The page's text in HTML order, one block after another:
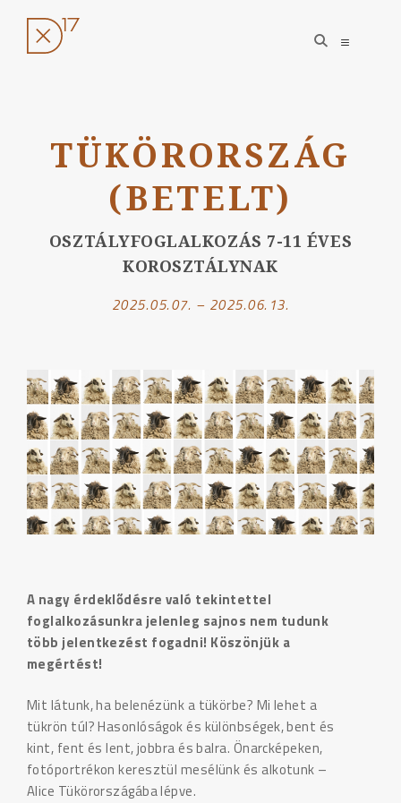
tartalomhoz
open
search
open
TÜKÖRORSZÁG
(BETELT)
OSZTÁLYFOGLALKOZÁS 7-11 ÉVES
KOROSZTÁLYNAK
2025.05.07. – 2025.06.13.
A nagy érdeklődésre való tekintettel
foglalkozásunkra jelenleg sajnos nem tudunk
több jelentkezést fogadni! Köszönjük a
megértést!
Mit látunk, ha belenézünk a tükörbe? Mi lehet a
tükrön túl? Hasonlóságok és különbségek, bent és
kint, fent és lent, jobbra és balra. Önarcképeken,
fotóportrékon keresztül mesélünk és alkotunk –
Alice Tükörországába lépve.